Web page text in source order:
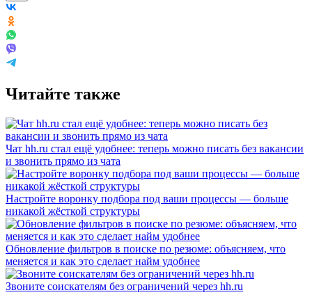
Читайте также
Чат hh.ru стал ещё удобнее: теперь можно писать без вакансии
и звонить прямо из чата
Настройте воронку подбора под ваши процессы — больше
никакой жёсткой структуры
Обновление фильтров в поиске по резюме: объясняем, что
меняется и как это сделает найм удобнее
Звоните соискателям без ограничений через hh.ru